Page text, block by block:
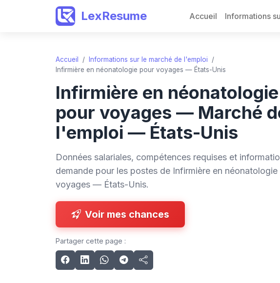
LexResume Accueil Informations
Accueil / Informations sur le marché de l'emploi
/
Infirmière en néonatologie pour voyages — États-Unis
Infirmière en néonatologie
pour voyages — Marché
l'emploi — États-Unis
Données salariales, compétences requises et
demande pour les postes de Infirmière en néonatologie
voyages — États-Unis.
Voir mes chances
Partager cette page :